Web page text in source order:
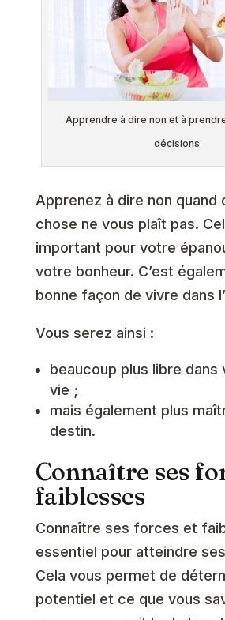
Apprendre à dire non et à
décisions
Apprenez à dire non quand
chose ne vous plaît pas.
important pour votre
votre bonheur. C’est
bonne façon de vivre dans
Vous serez ainsi :
beaucoup plus libre dans
vie ;
mais également plus
destin.
Connaître ses
faiblesses
Connaître ses forces et
essentiel pour atteindre
Cela vous permet de
potentiel et ce que vous